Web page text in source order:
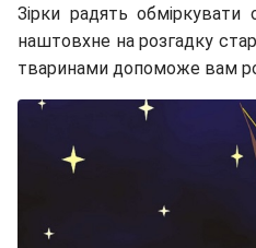
Зірки радять
наштовхне на розгадку
тваринами допоможе вам